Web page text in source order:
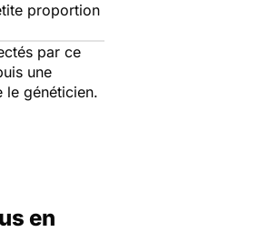
proportion
par ce
une
le généticien.
en